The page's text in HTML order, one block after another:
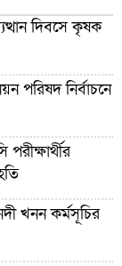
দিবসে কৃষক
পরিষদ নির্বাচনে
খনন কর্মসূচির